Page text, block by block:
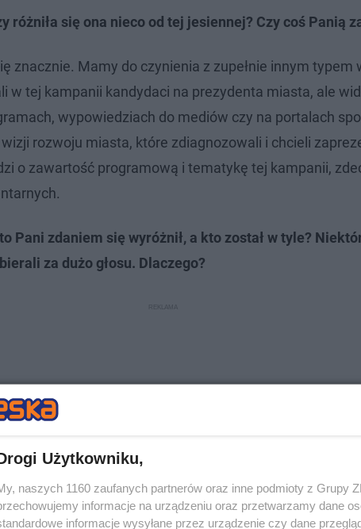
różniła się ona nieco od tej jesiennej? Czy coś Panią
znacznie. Mamy do czynienia z zupełnie innym typem
w tej kampanii kandydaci na prezydenta miasta, ale
wypowiedziach do mediów czy na portalach
rozwoju miasta, które zdiagnozowali i chcieli
o zawartość programową i tematykę tej kampanii,
Pani zdaniem się wyróżnił, a kto został w tyle?
za dużo głosu. Dlaczego?
Użytkowniku,
naszych 1160 zaufanych partnerów oraz inne podmioty z Grupy
informacje na urządzeniu oraz przetwarzamy dane
informacje wysyłane przez urządzenie czy dane